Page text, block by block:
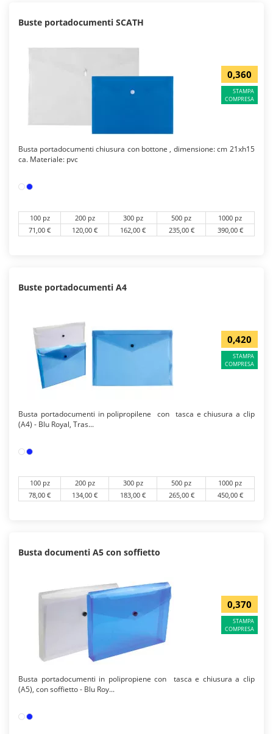
Buste portadocumenti SCATH
0,360
STAMPA
COMPRESA
Busta portadocumenti chiusura con bottone , dimensione: cm 21xh15
ca. Materiale: pvc
100 pz 200 pz 300 pz 500 pz
1000 pz
71,00 €
120,00 € 162,00 € 235,00 € 390,00 €
Buste portadocumenti A4
0,420
STAMPA
COMPRESA
Busta portadocumenti in polipropilene con tasca e chiusura a clip
(A4) - Blu Royal, Tras...
100 pz 200 pz 300 pz 500 pz
1000 pz
78,00 €
134,00 € 183,00 € 265,00 € 450,00 €
Busta documenti A5 con soffietto
0,370
STAMPA
COMPRESA
Busta portadocumenti in polipropiene con tasca e chiusura a clip
(A5), con soffietto - Blu Roy...